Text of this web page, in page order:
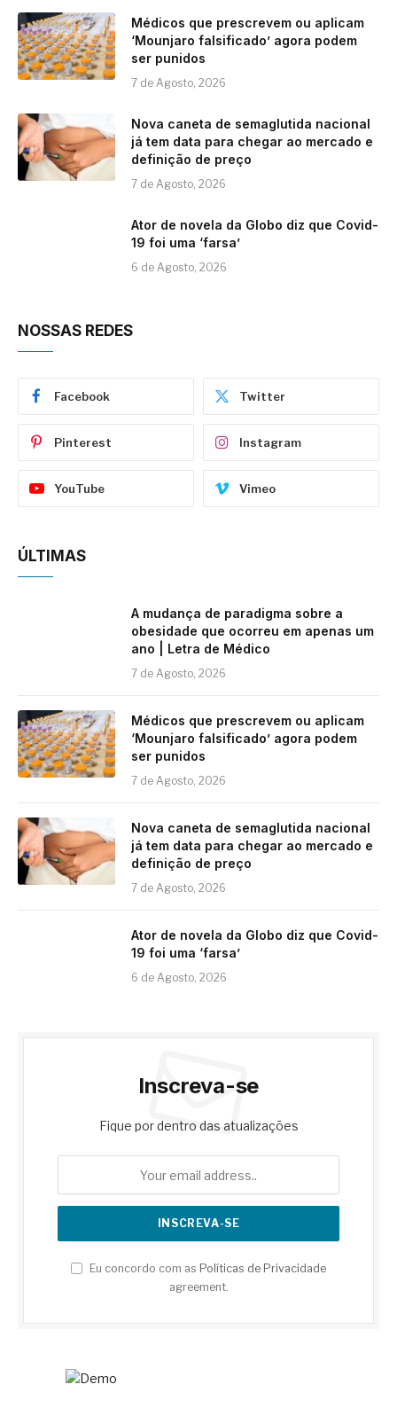
Médicos que prescrevem ou aplicam
‘Mounjaro falsificado’ agora podem
ser punidos
7 de Agosto, 2026
Nova caneta de semaglutida nacional
já tem data para chegar ao mercado e
definição de preço
7 de Agosto, 2026
Ator de novela da Globo diz que Covid-
19 foi uma ‘farsa’
6 de Agosto, 2026
NOSSAS REDES
Facebook Twitter
Pinterest Instagram
YouTube Vimeo
ÚLTIMAS
A mudança de paradigma sobre a
obesidade que ocorreu em apenas um
ano | Letra de Médico
7 de Agosto, 2026
Médicos que prescrevem ou aplicam
‘Mounjaro falsificado’ agora podem
ser punidos
7 de Agosto, 2026
Nova caneta de semaglutida nacional
já tem data para chegar ao mercado e
definição de preço
7 de Agosto, 2026
Ator de novela da Globo diz que Covid-
19 foi uma ‘farsa’
6 de Agosto, 2026
Inscreva-se
Fique por dentro das atualizações
Eu concordo com as Políticas de Privacidade
agreement.